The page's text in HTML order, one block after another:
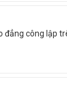
đẳng công lập